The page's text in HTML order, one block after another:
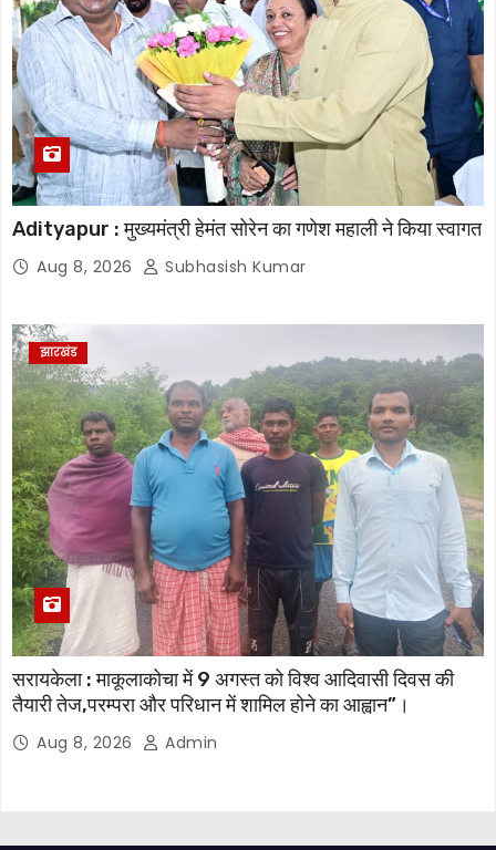
Adityapur : मुख्यमंत्री हेमंत सोरेन का गणेश महाली ने किया स्वागत
Aug 8, 2026 Subhasish Kumar
झारखंड
सरायकेला : माकूलाकोचा में 9 अगस्त को विश्व आदिवासी दिवस की
तैयारी तेज,परम्परा और परिधान में शामिल होने का आह्वान”।
Aug 8, 2026 Admin